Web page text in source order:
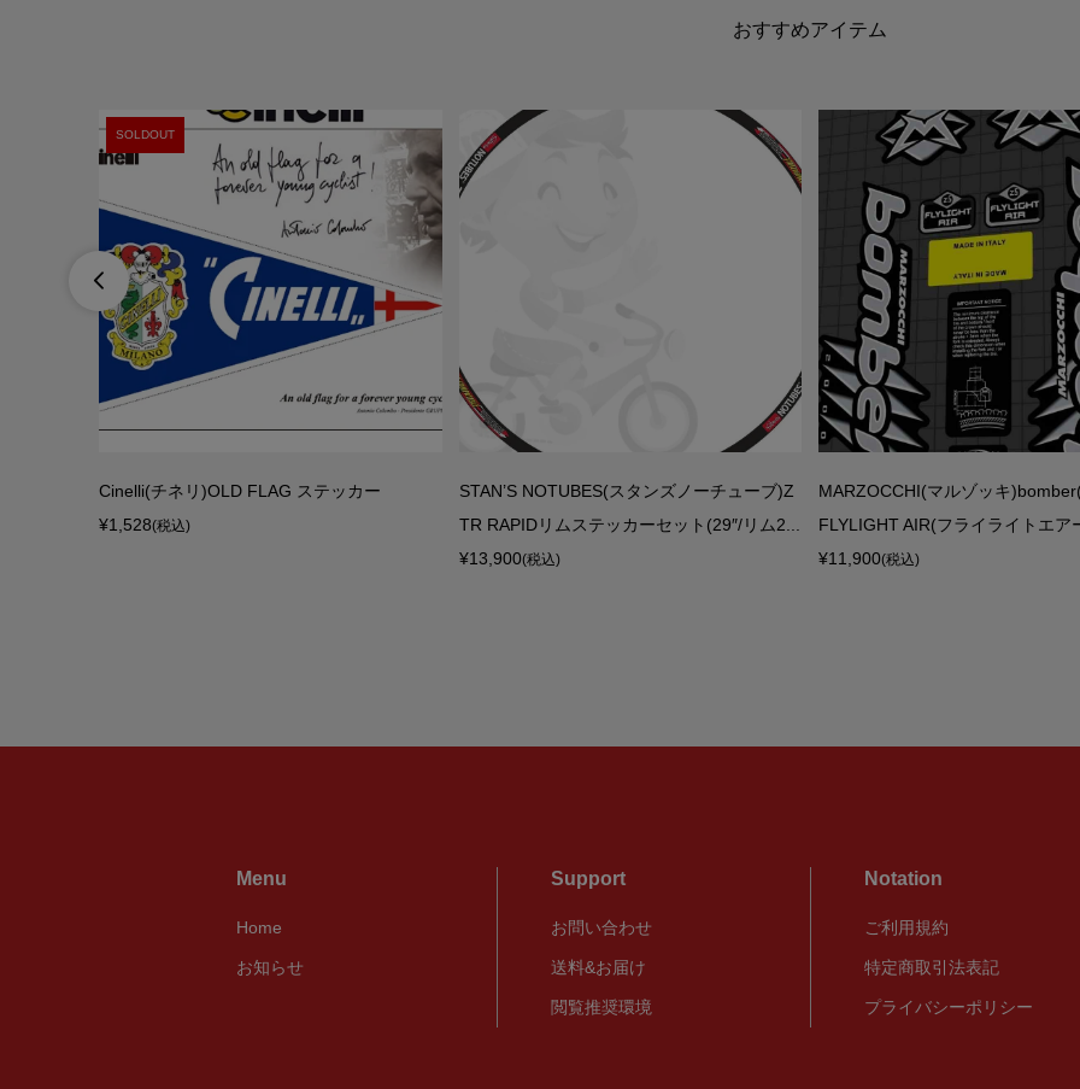
おすすめアイテム

SOLDOUT
Cinelli(チネリ)OLD FLAG ステッカー
¥1,528(税込)
STAN’S NOTUBES(スタンズノーチューブ)Z
TR RAPIDリムステッカーセット(29″/リム2...
¥13,900(税込)
MARZOCCHI(マルゾッキ
FLYLIGHT AIR(フライライトエア
¥11,900(税込)
Menu
Home
お知らせ
Support
お問い合わせ
送料&お届け
閲覧推奨環境
Notation
ご利用規約
特定商取引法表記
プライバシーポリシー